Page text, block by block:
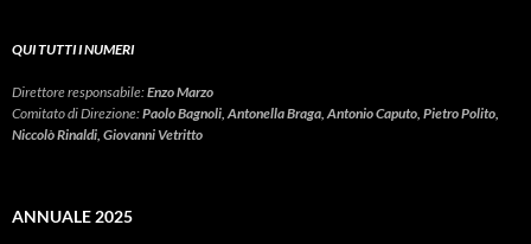
QUI TUTTI I NUMERI
Direttore responsabile:Enzo Marzo
Comitato di Direzione:Paolo Bagnoli, Antonella Braga, Antonio Caputo, Pietro Polito,
Niccolò Rinaldi, Giovanni Vetritto
ANNUALE 2025